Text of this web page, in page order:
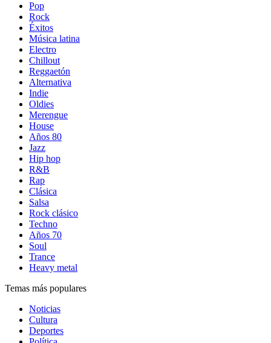
Pop
Rock
Éxitos
Música latina
Electro
Chillout
Reggaetón
Alternativa
Indie
Oldies
Merengue
House
Años 80
Jazz
Hip hop
R&B
Rap
Clásica
Salsa
Rock clásico
Techno
Años 70
Soul
Trance
Heavy metal
Temas más populares
Noticias
Cultura
Deportes